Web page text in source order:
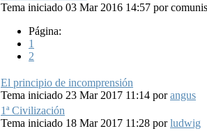
Tema iniciado 03 Mar 2016 14:57 por
Página:
1
2
El principio de incomprensión
Tema iniciado 23 Mar 2017 11:14 porangus
1ª Civilización
Tema iniciado 18 Mar 2017 11:28 porludwig